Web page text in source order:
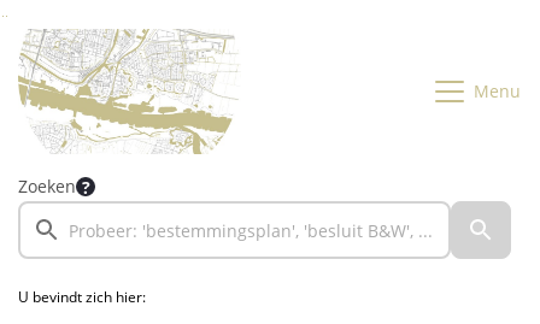
Ga naar de inhoud van deze pagina
Ga naar het zoeken
Ga naar het menu
Menu
Zoeken
U bevindt zich hier: